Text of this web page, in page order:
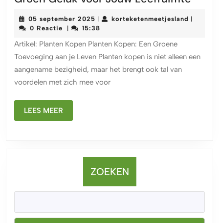
05 september 2025 05
september
| korteketenmeetjesland |
0 Reactie | 15:38
Artikel: Planten Kopen Planten Kopen: Een Groene
Toevoeging aan je Leven Planten kopen is niet alleen een
aangename bezigheid, maar het brengt ook tal van
voordelen met zich mee voor
LEES MEER
MEER
ZOEKEN